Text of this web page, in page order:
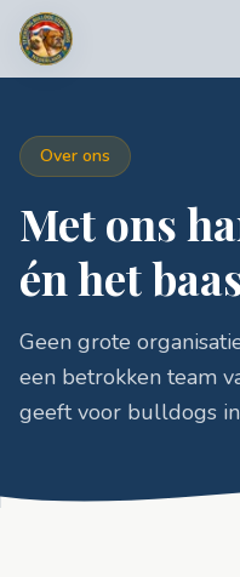
DONEREN
💶 Doneer nu
🏆 Acties & opbrengsten
Over ons
Met ons
én het
Geen grote
een betrokken team
geeft voor bulldogs